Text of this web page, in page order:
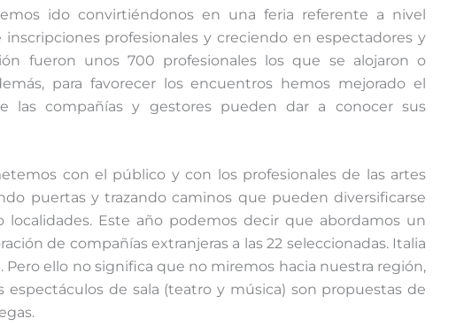
ido convirtiéndonos en una feria referente a nivel
inscripciones profesionales y creciendo en espectadores y
fueron unos 700 profesionales los que se alojaron o
para favorecer los encuentros hemos mejorado el
las compañías y gestores pueden dar a conocer sus
con el público y con los profesionales de las artes
puertas y trazando caminos que pueden diversificarse
Este año podemos decir que abordamos un
de compañías extranjeras a las 22 seleccionadas. Italia
Pero ello no significa que no miremos hacia nuestra región,
de sala (teatro y música) son propuestas de